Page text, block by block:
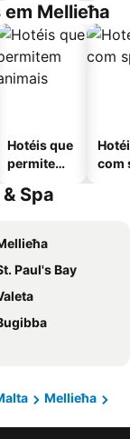
Mellieħa
Hotéis que
permitem
com
Spa
Paul's Bay
Mellieħa